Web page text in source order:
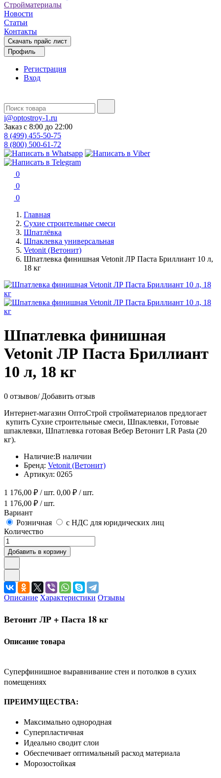
Стройматериалы
Новости
Статьи
Контакты
Скачать прайс лист
Профиль
Регистрация
Вход
i@optostroy-1.ru
Заказ с 8:00 до 22:00
8 (499) 455-50-75
8 (800) 500-61-72
0
0
0
Главная
Сухие строительные смеси
Шпатлёвка
Шпаклевка универсальная
Vetonit (Ветонит)
Шпатлевка финишная Vetonit ЛР Паста Бриллиант 10 л,
18 кг
Шпатлевка финишная
Vetonit ЛР Паста Бриллиант
10 л, 18 кг
0 отзывов/ Добавить отзыв
Интернет-магазин ОптоСтрой стройматериалов предлогает
купить Сухие строительные смеси, Шпаклевки, Готовые
шпаклевки, Шпатлевка готовая Вебер Ветонит LR Pasta (20
кг).
Наличие:В наличии
Бренд: Vetonit (Ветонит)
Артикул: 0265
1 176,00 ₽ / шт. 0,00 ₽ / шт.
1 176,00 ₽ / шт.
Вариант
Розничная
с НДС для юридических лиц
Количество
Добавить в корзину
Описание Характеристики Отзывы
Ветонит ЛР + Паста 18 кг
Описание товара
Суперфинишное выравнивание стен и потолков в сухих
помещениях
ПРЕИМУЩЕСТВА:
Максимально однородная
Суперпластичная
Идеально сводит слои
Обеспечивает оптимальный расход материала
Морозостойкая